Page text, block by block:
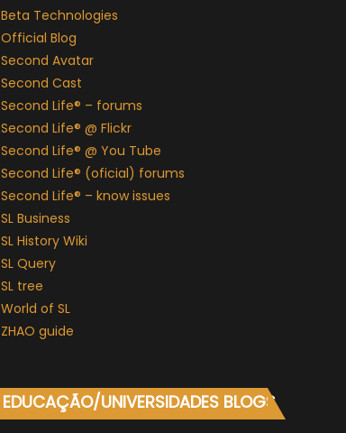
Beta Technologies
Official Blog
Second Avatar
Second Cast
Second Life® – forums
Second Life® @ Flickr
Second Life® @ You Tube
Second Life® (oficial) forums
Second Life® – know issues
SL Business
SL History Wiki
SL Query
SL tree
World of SL
ZHAO guide
EDUCAÇÃO/UNIVERSIDADES BLOGS